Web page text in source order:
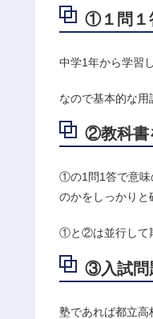
①１問１
中学1年から学習
なので基本的な用
②教科書
①の1問1答で意味
のかをしっかりと
①と②は並行して
③入試問
塾であれば都立高